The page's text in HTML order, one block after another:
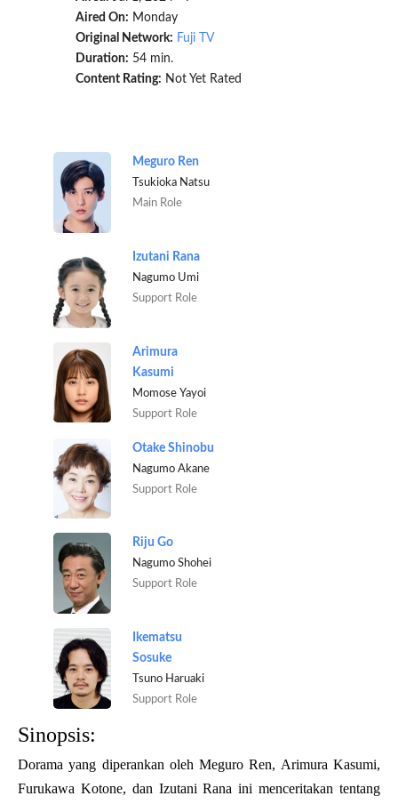
Aired On: Monday
Original Network: Fuji TV
Duration: 54 min.
Content Rating: Not Yet Rated
Meguro Ren
Tsukioka Natsu
Main Role
Izutani Rana
Nagumo Umi
Support Role
Arimura
Kasumi
Momose Yayoi
Support Role
Otake Shinobu
Nagumo Akane
Support Role
Riju Go
Nagumo Shohei
Support Role
Ikematsu
Sosuke
Tsuno Haruaki
Support Role
Sinopsis:
Dorama yang diperankan oleh Meguro Ren, Arimura Kasumi,
Furukawa Kotone, dan Izutani Rana ini menceritakan tentang